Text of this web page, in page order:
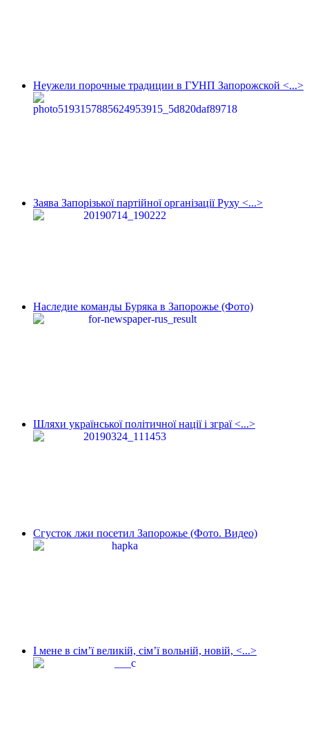
Неужели порочные традиции в ГУНП Запорожской <...>
Заява Запорізької партійної організації Руху <...>
Наследие команды Буряка в Запорожье (Фото)
Шляхи української політичної нації і зграї <...>
Сгусток лжи посетил Запорожье (Фото. Видео)
І мене в сім’ї великій, сім’ї вольній, новій, <...>